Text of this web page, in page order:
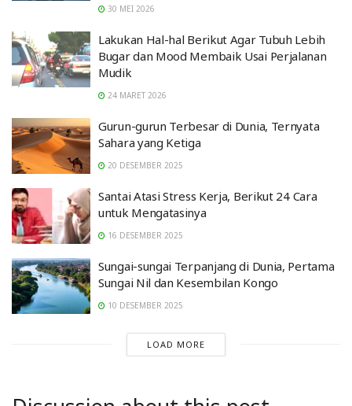
30 MEI 2026
Lakukan Hal-hal Berikut Agar Tubuh Lebih
Bugar dan Mood Membaik Usai Perjalanan
Mudik
24 MARET 2026
Gurun-gurun Terbesar di Dunia, Ternyata
Sahara yang Ketiga
20 DESEMBER 2025
Santai Atasi Stress Kerja, Berikut 24 Cara
untuk Mengatasinya
16 DESEMBER 2025
Sungai-sungai Terpanjang di Dunia, Pertama
Sungai Nil dan Kesembilan Kongo
10 DESEMBER 2025
LOAD MORE